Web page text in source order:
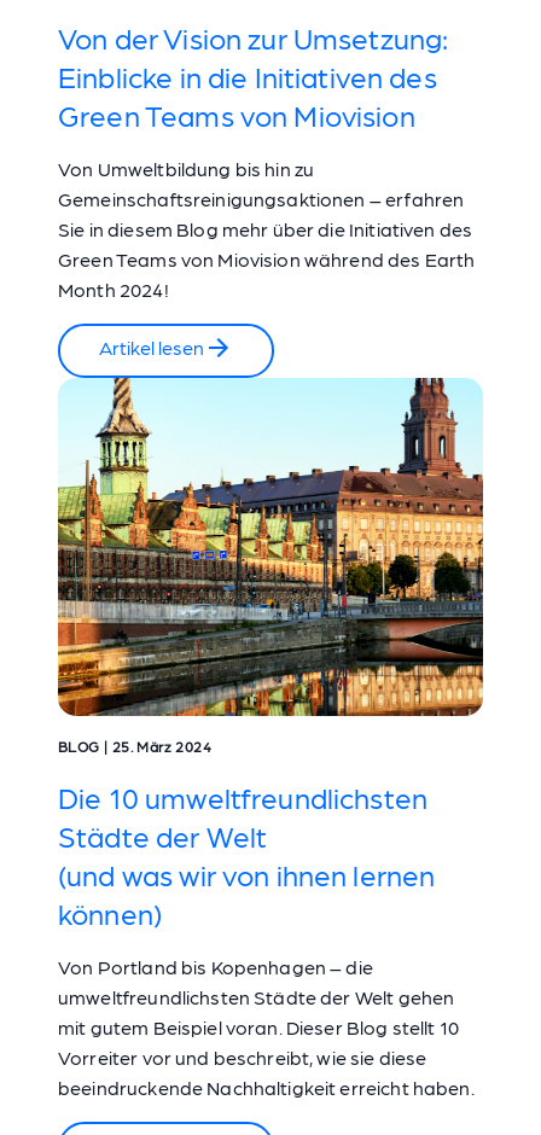
Von der Vision zur Umsetzung:
Einblicke in die Initiativen des
Green Teams von Miovision
Von Umweltbildung bis hin zu
Gemeinschaftsreinigungsaktionen – erfahren
Sie in diesem Blog mehr über die Initiativen des
Green Teams von Miovision während des Earth
Month 2024!
Artikel lesen
BLOG | 25. März 2024
Die 10 umweltfreundlichsten
Städte der Welt
(und was wir von ihnen lernen
können)
Von Portland bis Kopenhagen – die
umweltfreundlichsten Städte der Welt gehen
mit gutem Beispiel voran. Dieser Blog stellt 10
Vorreiter vor und beschreibt, wie sie diese
beeindruckende Nachhaltigkeit erreicht haben.